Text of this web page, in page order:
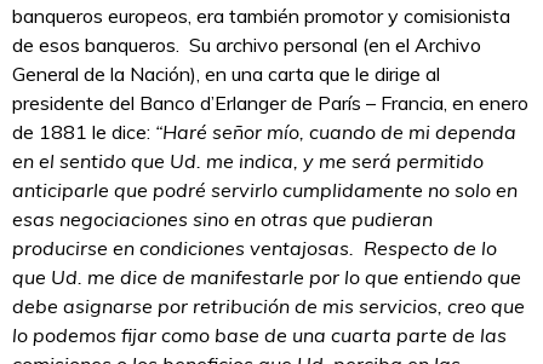
banqueros europeos, era también promotor y comisionista
de esos banqueros. Su archivo personal (en el Archivo
General de la Nación), en una carta que le dirige al
presidente del Banco d’Erlanger de París – Francia, en enero
de 1881 le dice: “Haré señor mío, cuando de mi dependa
en el sentido que Ud. me indica, y me será permitido
anticiparle que podré servirlo cumplidamente no solo en
esas negociaciones sino en otras que pudieran
producirse en condiciones ventajosas. Respecto de lo
que Ud. me dice de manifestarle por lo que entiendo que
debe asignarse por retribución de mis servicios, creo que
lo podemos fijar como base de una cuarta parte de las